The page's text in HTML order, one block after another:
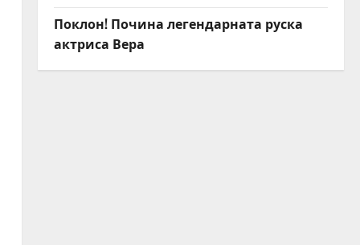
Поклон! Почина легендарната руска
актриса Вера